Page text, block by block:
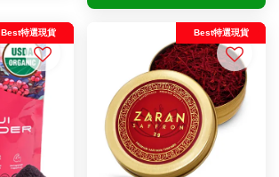
Best特選現貨 Best特選現貨